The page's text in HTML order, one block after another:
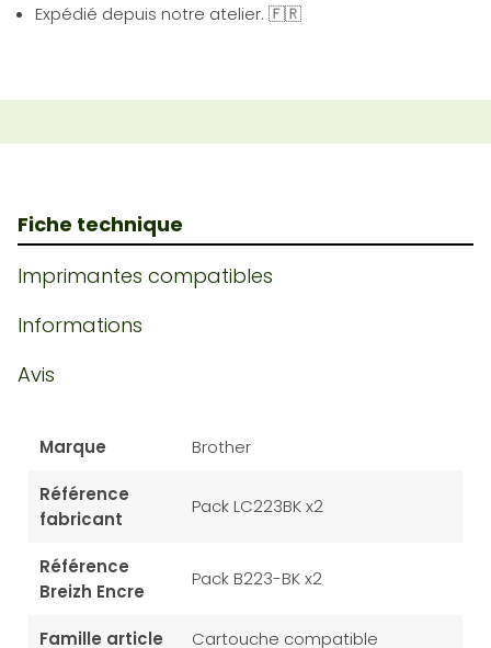
Expédié depuis notre atelier. 🇫🇷
Fiche technique
Imprimantes compatibles
Informations
Avis
Marque Brother
Référence
fabricant
Pack LC223BK x2
Référence
Breizh Encre
Pack B223-BK x2
Famille article Cartouche compatible